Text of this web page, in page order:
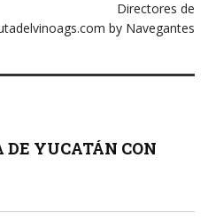
Directores de
by Navegantes
DE YUCATÁN CON